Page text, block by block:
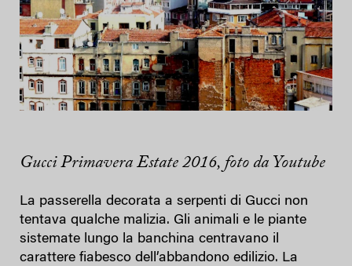
Gucci Primavera Estate 2016, foto da Youtube
La passerella decorata a serpenti di Gucci non
tentava qualche malizia. Gli animali e le piante
sistemate lungo la banchina centravano il
carattere fiabesco dell’abbandono edilizio. La